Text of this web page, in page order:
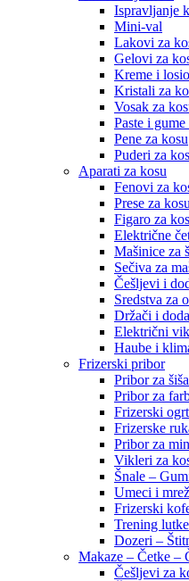
Ispravljanje
Mini-val
Lakovi za
Gelovi za
Kreme i
Kristali za
Vosak za
Paste i gume
Pene za kosu
Puderi za
Aparati za kosu
Fenovi za
Prese za kosu
Figaro za
Električne
Mašinice za
Sečiva za
Češljevi i
Sredstva za
Držači i
Električni
Haube i
Frizerski pribor
Pribor za
Pribor za
Frizerski
Frizerske
Pribor za
Vikleri za
Šnale –
Umeci i
Frizerski
Trening lutke
Dozeri –
Makaze – Četke –
Češljevi za